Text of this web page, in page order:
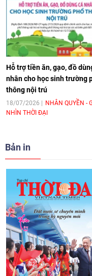
11:10 17/06/2026
08:02 | 13/06/2026
14:41|12/06/2026
Hỗ trợ tiền ăn, gạo, đồ
nhân cho học sinh trường
thông nội trú
18/07/2026
NHÂN QUYỀN -
NHÌN THỜI ĐẠI
Bản in